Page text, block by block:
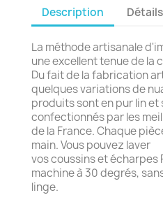
Description
La méthode artisanale
une excellent tenue de la
Du fait de la fabrication
quelques variations de
produits sont en pur lin
confectionnés par les
de la France. Chaque
main. Vous pouvez laver
vos coussins et écharpes
machine à 30 degrés,
linge.